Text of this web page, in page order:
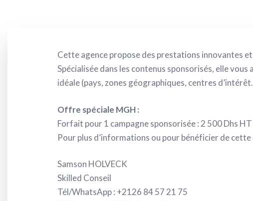
Cette agence propose des prestations innovantes
Spécialisée dans les contenus sponsorisés, elle
idéale (pays, zones géographiques, centres
Offre spéciale MGH :
Forfait pour 1 campagne sponsorisée : 2 500 Dhs
Pour plus d’informations ou pour bénéficier de
Samson HOLVECK
Skilled Conseil
Tél/WhatsApp : +2126 84 57 21 75